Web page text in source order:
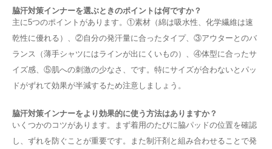
脇汗対策インナーを選ぶときのポイントは何ですか？
主に5つのポイントがあります。①素材（綿は吸水性、化学繊維は速
乾性に優れる）、②自分の発汗量に合ったタイプ、③アウターとのバ
ランス（薄手シャツにはラインが出にくいもの）、④体型に合ったサ
イズ感、⑤肌への刺激の少なさ、です。特にサイズが合わないとパッ
ドがずれて効果が半減するため注意しましょう。
脇汗対策インナーをより効果的に使う方法はありますか？
いくつかのコツがあります。まず着用のたびに脇パッドの位置を確認
し、ずれを防ぐことが重要です。また制汗剤と組み合わせることで発